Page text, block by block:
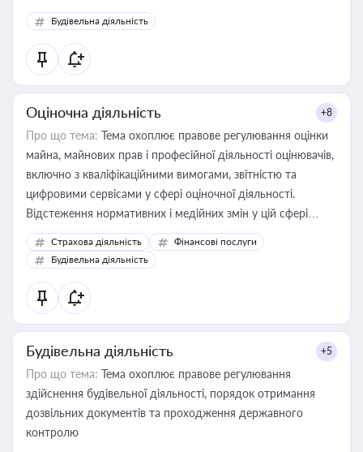
Будівельна діяльність
Оціночна діяльність +8
Про що тема: Тема охоплює правове регулювання оцінки
майна, майнових прав і професійної діяльності оцінювачів,
включно з кваліфікаційними вимогами, звітністю та
цифровими сервісами у сфері оціночної діяльності.
Відстеження нормативних і медійних змін у цій сфері
корисне для власника бізнесу, керівника, юриста або
бухгалтера під час оподаткування, приватизації, оренди
державного майна, корпоративних угод і перевірки
статусу суб'єктів оціночної діяльності
Страхова діяльність
Фінансові послуги
Будівельна діяльність
Будівельна діяльність +5
Про що тема: Тема охоплює правове регулювання
здійснення будівельної діяльності, порядок отримання
дозвільних документів та проходження державного
контролю